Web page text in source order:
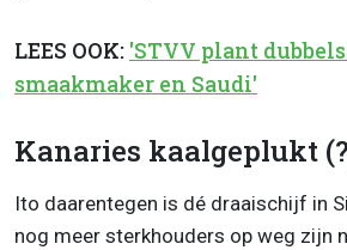
LEES OOK: 'STVV plant
smaakmaker en Saudi'
Kanaries kaalgeplukt
Ito daarentegen is dé draaischijf in
nog meer sterkhouders op weg zijn